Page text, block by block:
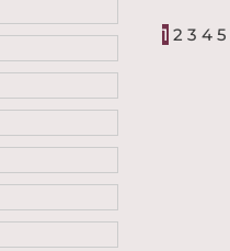
1 2 3 4 5